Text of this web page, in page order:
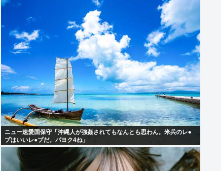
ニュー速愛国保守「沖縄人が強姦されてもなんとも思わん。米兵のレ●
プはいいレ●プだ。パヨク4ね」